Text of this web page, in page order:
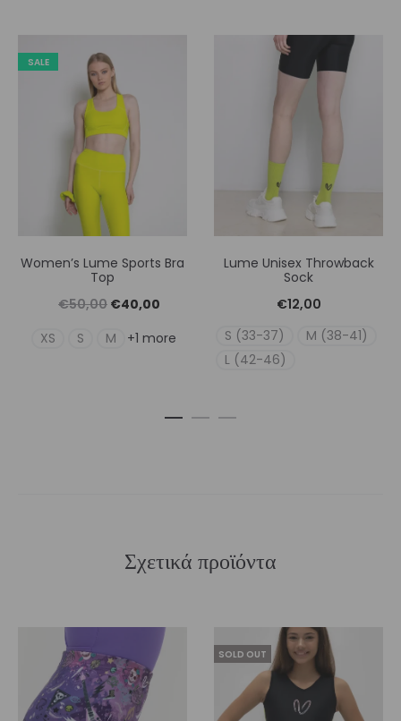
SALE
Women’s Lume Sports Bra
Top
€50,00 Original
price
€40,00
XS S M +1 more
Lume Unisex Throwback
Sock
€12,00
S (33-37)
M (38-41)
L (42-46)
Σχετικά προϊόντα
SOLD OUT